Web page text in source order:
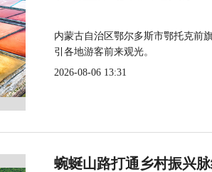
内蒙古自治区鄂尔多斯市鄂托克前
引各地游客前来观光。
2026-08-06 13:31
蜿蜒山路打通乡村振兴